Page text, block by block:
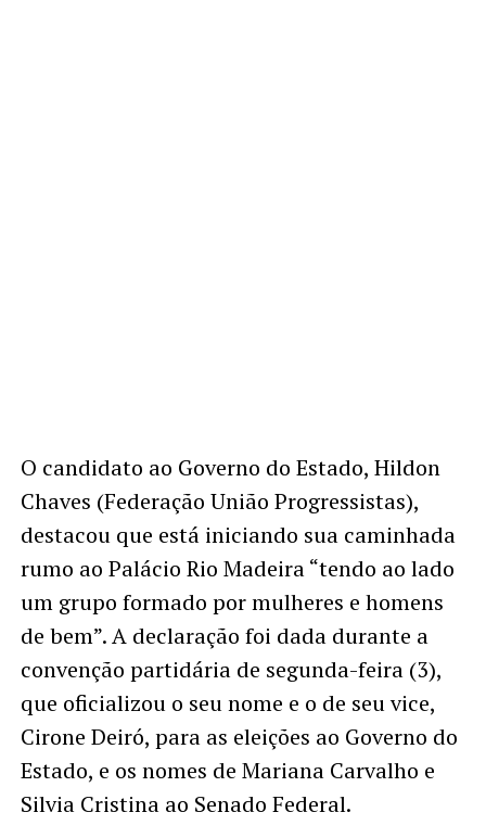
O candidato ao Governo do Estado, Hildon
Chaves (Federação União Progressistas),
destacou que está iniciando sua caminhada
rumo ao Palácio Rio Madeira “tendo ao lado
um grupo formado por mulheres e homens
de bem”. A declaração foi dada durante a
convenção partidária de segunda-feira (3),
que oficializou o seu nome e o de seu vice,
Cirone Deiró, para as eleições ao Governo do
Estado, e os nomes de Mariana Carvalho e
Silvia Cristina ao Senado Federal.